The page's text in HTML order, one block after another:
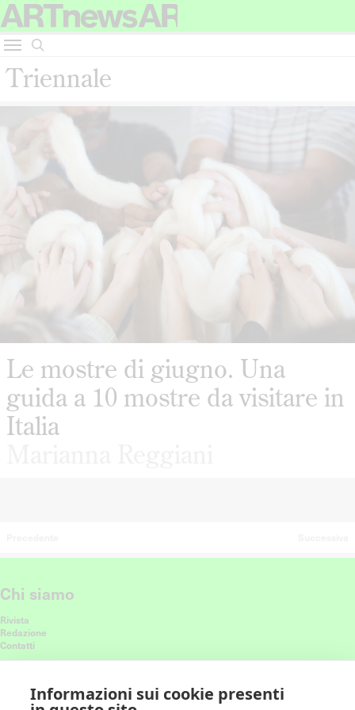
Triennale
Le mostre di giugno. Una
guida a 10 mostre da visitare in
Italia
Chi siamo
Rivista
Redazione
Contatti
Connettiti con noi
Informazioni sui cookie presenti